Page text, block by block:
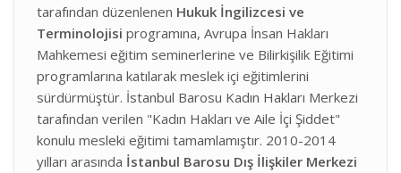
tarafından düzenlenen Hukuk İngilizcesi ve
Terminolojisi programına, Avrupa İnsan Hakları
Mahkemesi eğitim seminerlerine ve Bilirkişilik Eğitimi
programlarına katılarak meslek içi eğitimlerini
sürdürmüştür. İstanbul Barosu Kadın Hakları Merkezi
tarafından verilen "Kadın Hakları ve Aile İçi Şiddet"
konulu mesleki eğitimi tamamlamıştır. 2010-2014
yılları arasında İstanbul Barosu Dış İlişkiler Merkezi